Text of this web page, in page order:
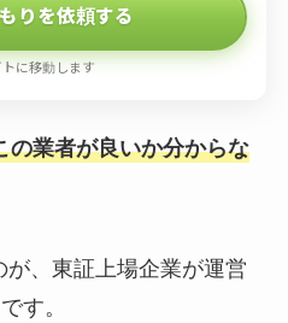
りを依頼する
に移動します
の業者が良いか分からな
、東証上場企業が運営
す。